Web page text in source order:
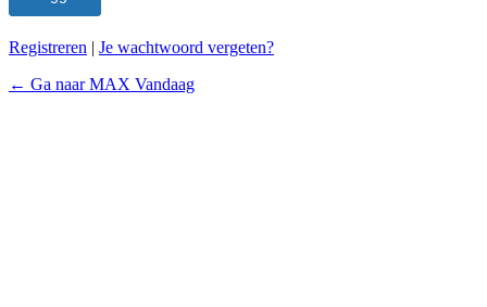
Registreren | Je wachtwoord vergeten?
← Ga naar MAX Vandaag